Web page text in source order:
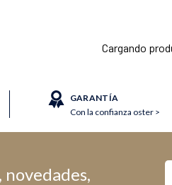
Cargando
GARANTÍA
Con la confianza oster >